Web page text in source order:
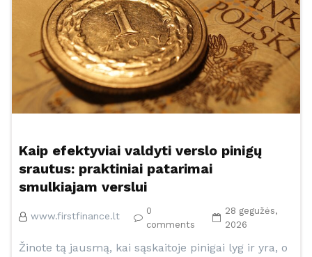
Kaip efektyviai valdyti verslo pinigų
srautus: praktiniai patarimai
smulkiajam verslui
www.firstfinance.lt
0
comments
28 gegužės,
2026
Žinote tą jausmą, kai sąskaitoje pinigai lyg ir yra, o